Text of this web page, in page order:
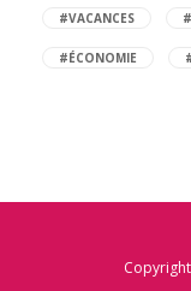
#VACANCES
#ÉCONOMIE